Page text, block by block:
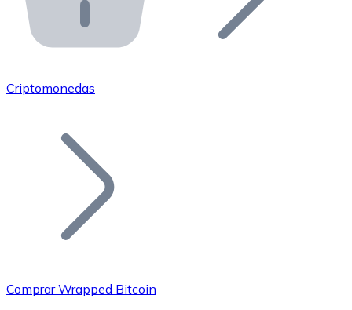
Integra nuestra API en tu ecosistema.
Únete a nuestra red de distribuidores.
Añade tu proyecto a nuestro ecosistema.
Criptomonedas
Comprar Wrapped Bitcoin